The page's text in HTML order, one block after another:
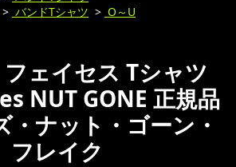
> バンドTシャツ > O～U
ェイセス Tシャツ
NUT GONE 正規品
・ナット・ゴーン・
フレイク